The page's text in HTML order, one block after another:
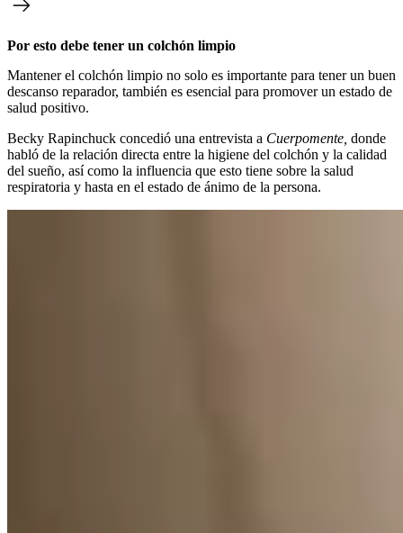
Por esto debe tener un colchón limpio
Mantener el colchón limpio no solo es importante para tener un buen
descanso reparador, también es esencial para promover un estado de
salud positivo.
Becky Rapinchuck concedió una entrevista a Cuerpomente, donde
habló de la relación directa entre la higiene del colchón y la calidad
del sueño, así como la influencia que esto tiene sobre la salud
respiratoria y hasta en el estado de ánimo de la persona.